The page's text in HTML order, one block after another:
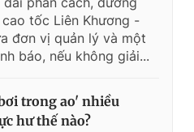
tốc Liên Khương -
đơn vị quản lý và một
báo, nếu không giải...
trong ao' nhiều
hư thế nào?